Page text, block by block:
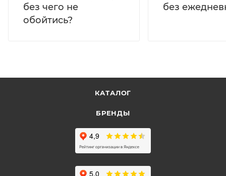
без чего не
обойтись?
без
КАТАЛОГ
БРЕНДЫ